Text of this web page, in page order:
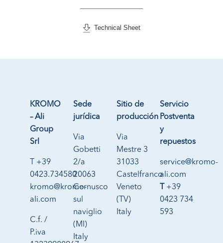
Technical Sheet
KROMO
– Ali
Group
Srl
T +39
0423.734580
kromo@kromo-
ali.com
C.f. /
P.iva
Sede
jurídica
Via
Gobetti
2/a
20063
Cernusco
sul
naviglio
(MI)
Italy
Sitio de
producción
Via
Mestre 3
31033
Castelfranco
Veneto
(TV)
Italy
Servicio
Postventa
y
repuestos
service@kromo-
ali.com
T +39
0423 734
593